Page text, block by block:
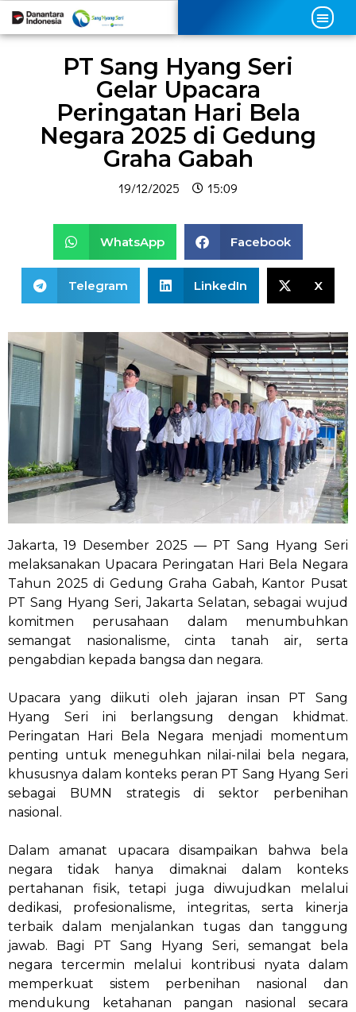
PT Sang Hyang Seri
Gelar Upacara
Peringatan Hari Bela
Negara 2025 di Gedung
Graha Gabah
19/12/2025 15:09
WhatsApp Facebook
Telegram LinkedIn X
Jakarta, 19 Desember 2025 — PT Sang Hyang Seri
melaksanakan Upacara Peringatan Hari Bela Negara
Tahun 2025 di Gedung Graha Gabah, Kantor Pusat
PT Sang Hyang Seri, Jakarta Selatan, sebagai wujud
komitmen perusahaan dalam menumbuhkan
semangat nasionalisme, cinta tanah air, serta
pengabdian kepada bangsa dan negara.
Upacara yang diikuti oleh jajaran insan PT Sang
Hyang Seri ini berlangsung dengan khidmat.
Peringatan Hari Bela Negara menjadi momentum
penting untuk meneguhkan nilai-nilai bela negara,
khususnya dalam konteks peran PT Sang Hyang Seri
sebagai BUMN strategis di sektor perbenihan
nasional.
Dalam amanat upacara disampaikan bahwa bela
negara tidak hanya dimaknai dalam konteks
pertahanan fisik, tetapi juga diwujudkan melalui
dedikasi, profesionalisme, integritas, serta kinerja
terbaik dalam menjalankan tugas dan tanggung
jawab. Bagi PT Sang Hyang Seri, semangat bela
negara tercermin melalui kontribusi nyata dalam
memperkuat sistem perbenihan nasional dan
mendukung ketahanan pangan nasional secara